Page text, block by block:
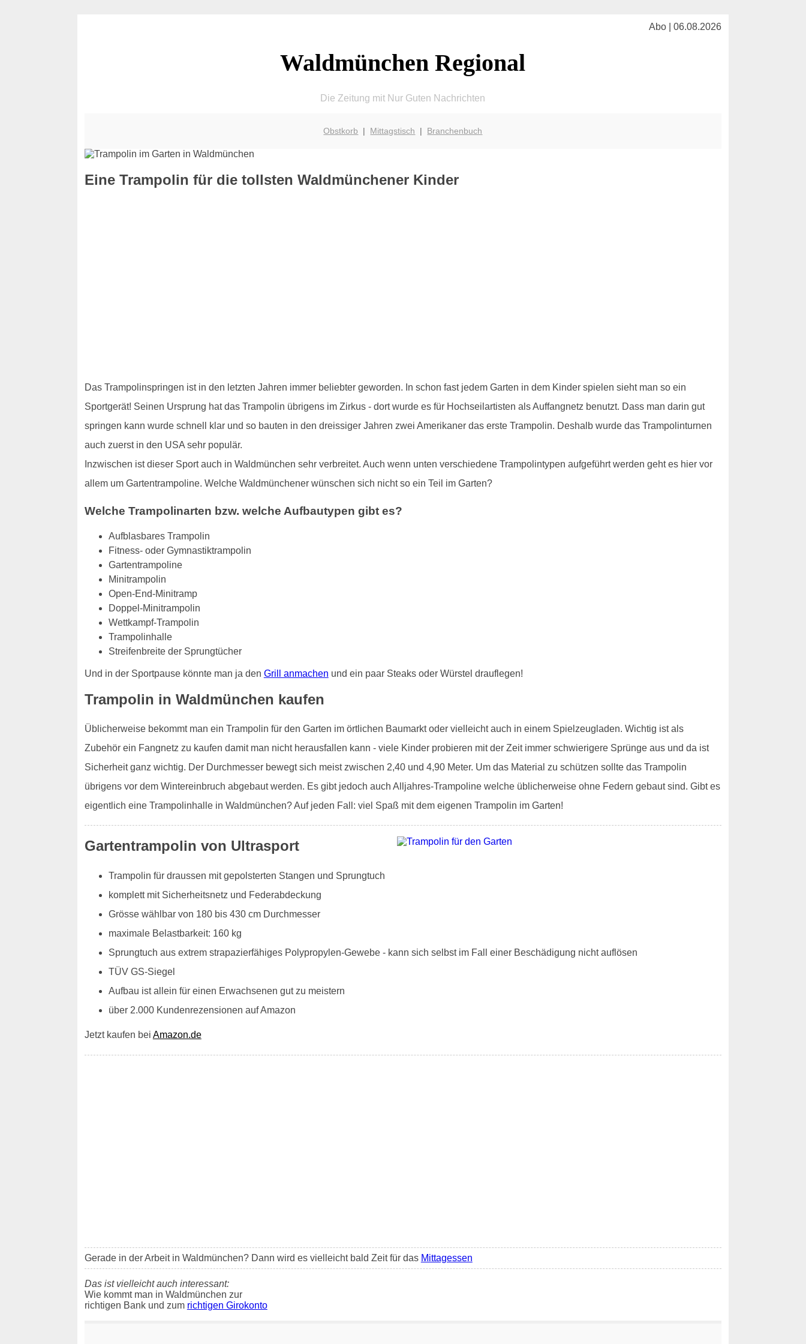
Abo | 06.08.2026
Waldmünchen Regional
Die Zeitung mit Nur Guten Nachrichten
Obstkorb | Mittagstisch | Branchenbuch
Eine Trampolin für die tollsten Waldmünchener Kinder
Das Trampolinspringen ist in den letzten Jahren immer beliebter geworden. In schon fast jedem Garten in dem Kinder spielen sieht man so ein
Sportgerät! Seinen Ursprung hat das Trampolin übrigens im Zirkus - dort wurde es für Hochseilartisten als Auffangnetz benutzt. Dass man darin gut
springen kann wurde schnell klar und so bauten in den dreissiger Jahren zwei Amerikaner das erste Trampolin. Deshalb wurde das Trampolinturnen
auch zuerst in den USA sehr populär.
Inzwischen ist dieser Sport auch in Waldmünchen sehr verbreitet. Auch wenn unten verschiedene Trampolintypen aufgeführt werden geht es hier vor
allem um Gartentrampoline. Welche Waldmünchener wünschen sich nicht so ein Teil im Garten?
Welche Trampolinarten bzw. welche Aufbautypen gibt es?
Aufblasbares Trampolin
Fitness- oder Gymnastiktrampolin
Gartentrampoline
Minitrampolin
Open-End-Minitramp
Doppel-Minitrampolin
Wettkampf-Trampolin
Trampolinhalle
Streifenbreite der Sprungtücher
Und in der Sportpause könnte man ja den Grill anmachen und ein paar Steaks oder Würstel drauflegen!
Trampolin in Waldmünchen kaufen
Üblicherweise bekommt man ein Trampolin für den Garten im örtlichen Baumarkt oder vielleicht auch in einem Spielzeugladen. Wichtig ist als
Zubehör ein Fangnetz zu kaufen damit man nicht herausfallen kann - viele Kinder probieren mit der Zeit immer schwierigere Sprünge aus und da ist
Sicherheit ganz wichtig. Der Durchmesser bewegt sich meist zwischen 2,40 und 4,90 Meter. Um das Material zu schützen sollte das Trampolin
übrigens vor dem Wintereinbruch abgebaut werden. Es gibt jedoch auch Alljahres-Trampoline welche üblicherweise ohne Federn gebaut sind. Gibt es
eigentlich eine Trampolinhalle in Waldmünchen? Auf jeden Fall: viel Spaß mit dem eigenen Trampolin im Garten!
Gartentrampolin von Ultrasport
Trampolin für draussen mit gepolsterten Stangen und Sprungtuch
komplett mit Sicherheitsnetz und Federabdeckung
Grösse wählbar von 180 bis 430 cm Durchmesser
maximale Belastbarkeit: 160 kg
Sprungtuch aus extrem strapazierfähiges Polypropylen-Gewebe - kann sich selbst im Fall einer Beschädigung nicht auflösen
TÜV GS-Siegel
Aufbau ist allein für einen Erwachsenen gut zu meistern
über 2.000 Kundenrezensionen auf Amazon
Jetzt kaufen bei Amazon.de
Gerade in der Arbeit in Waldmünchen? Dann wird es vielleicht bald Zeit für das Mittagessen
Das ist vielleicht auch interessant:
Wie kommt man in Waldmünchen zur
richtigen Bank und zum richtigen Girokonto